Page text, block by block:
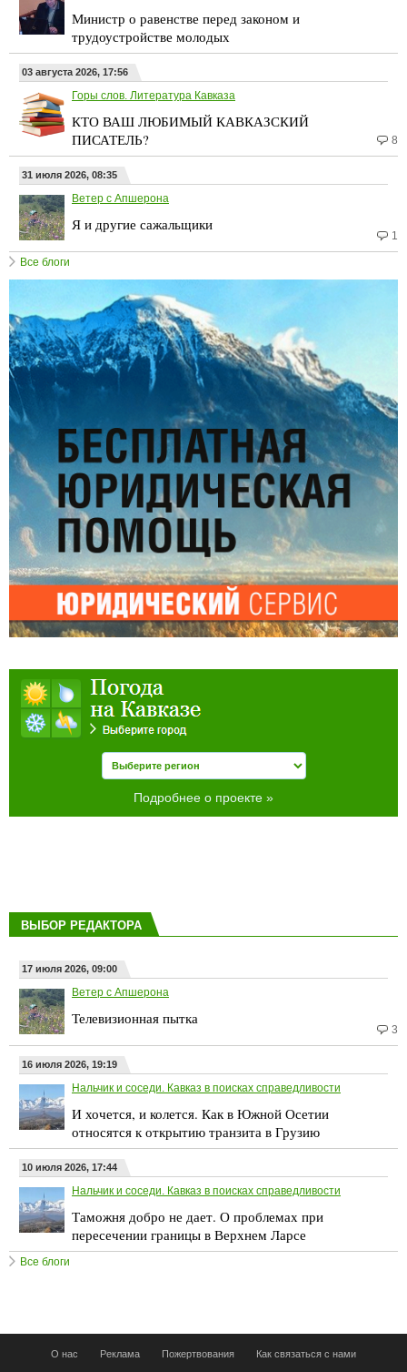
Министр о равенстве перед законом и
трудоустройстве молодых
03 августа 2026, 17:56
Горы слов. Литература Кавказа
КТО ВАШ ЛЮБИМЫЙ КАВКАЗСКИЙ
ПИСАТЕЛЬ?
8
31 июля 2026, 08:35
Ветер с Апшерона
Я и другие сажальщики
1
Все блоги
Подробнее о проекте »
ВЫБОР РЕДАКТОРА
17 июля 2026, 09:00
Ветер с Апшерона
Телевизионная пытка
3
16 июля 2026, 19:19
Нальчик и соседи. Кавказ в поисках справедливости
И хочется, и колется. Как в Южной Осетии
относятся к открытию транзита в Грузию
10 июля 2026, 17:44
Нальчик и соседи. Кавказ в поисках справедливости
Таможня добро не дает. О проблемах при
пересечении границы в Верхнем Ларсе
Все блоги
О нас Реклама Пожертвования Как связаться с нами